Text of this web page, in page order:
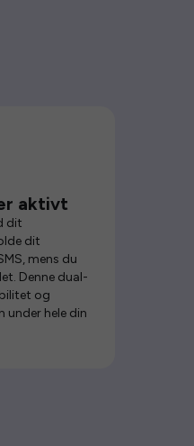
aktivt
dit
dit
mens du
Denne dual-
og
hele din